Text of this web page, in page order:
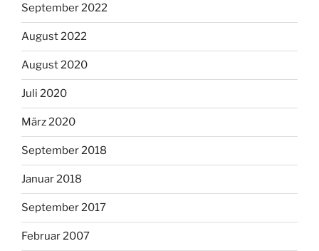
September 2022
August 2022
August 2020
Juli 2020
März 2020
September 2018
Januar 2018
September 2017
Februar 2007